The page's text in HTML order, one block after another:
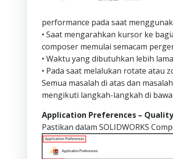
performance pada saat
• Saat mengarahkan kursor ke
composer memulai semacam
• Waktu yang dibutuhkan lebih
• Pada saat melalukan rotate atau
Semua masalah di atas dan
mengikuti langkah-langkah di
Application Preferences –
Pastikan dalam SOLIDWORKS